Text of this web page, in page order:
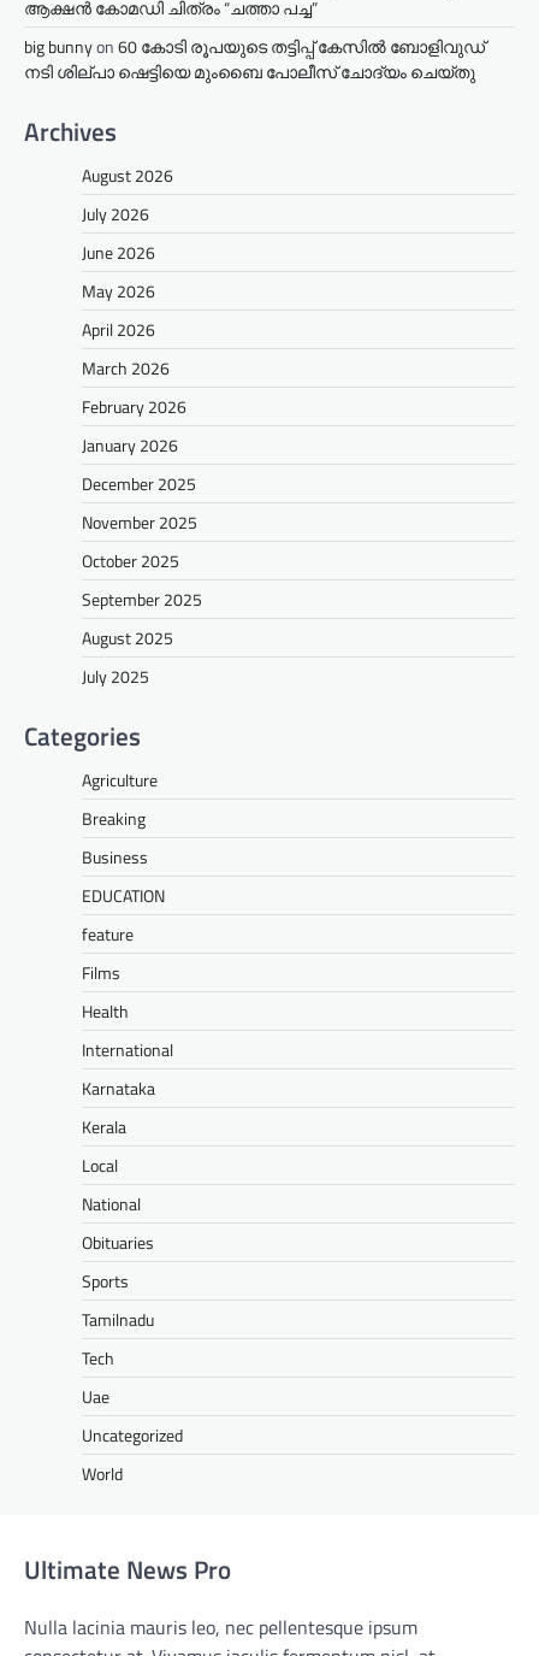
ആക്ഷൻ കോമഡി ചിത്രം “ചത്താ പച്ച”
big bunnyon60 കോടി രൂപയുടെ തട്ടിപ്പ് കേസിൽ ബോളിവുഡ്
നടി ശില്പാ ഷെട്ടിയെ മുംബൈ പോലീസ് ചോദ്യം ചെയ്തു
Archives
August 2026
July 2026
June 2026
May 2026
April 2026
March 2026
February 2026
January 2026
December 2025
November 2025
October 2025
September 2025
August 2025
July 2025
Categories
Agriculture
Breaking
Business
EDUCATION
feature
Films
Health
International
Karnataka
Kerala
Local
National
Obituaries
Sports
Tamilnadu
Tech
Uae
Uncategorized
World
Ultimate News Pro
Nulla lacinia mauris leo, nec pellentesque ipsum